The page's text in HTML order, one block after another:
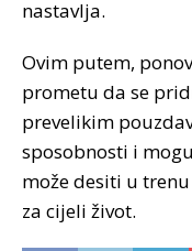
nastavlja.
Ovim putem,
prometu da se
prevelikim
sposobnosti i
može desiti u
za cijeli život.